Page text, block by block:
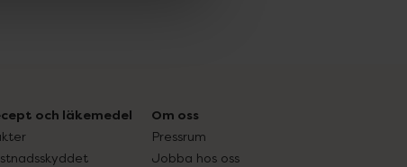
och läkemedel Om oss
Pressrum
Jobba hos oss